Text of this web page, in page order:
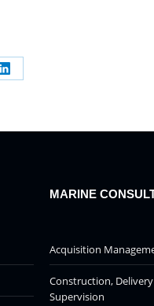
Share
MARINE
Acquisition
Construction,
Supervision